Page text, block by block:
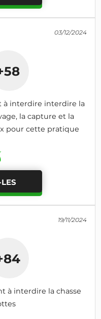
03/12/2024
à interdire interdire la
la capture et la
pour cette pratique
19/11/2024
à interdire la chasse